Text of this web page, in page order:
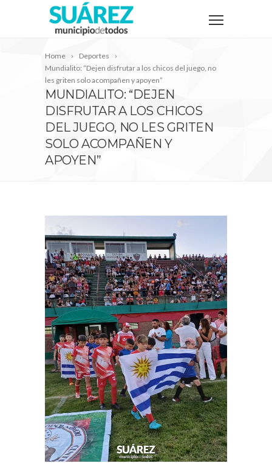
Home
Deportes
Mundialito: “Dejen disfrutar a los chicos del juego, no
les griten solo acompañen y apoyen”
MUNDIALITO: “DEJEN
DISFRUTAR A LOS CHICOS
DEL JUEGO, NO LES GRITEN
SOLO ACOMPAÑEN Y
APOYEN”